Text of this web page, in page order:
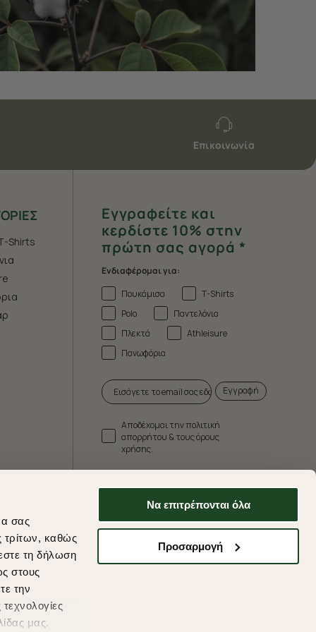
σας
τρίτων, καθώς
τη δήλωση
στους
την
μας.
Να επιτρέπονται όλα
Προσαρμογή
Επικοινωνία
Shirts
Εγγραφείτε και
κερδίστε 10% στην
πρώτη σας αγορά *
Ενδιαφέρομαι για:
Πουκάμισα
T-Shirts
Polo
Παντελόνια
Πλεκτά
Athleisure
Πανωφόρια
Εγγραφή
Αποδέχομαι την πολιτική
απορρήτου & τους όρους
χρήσης.